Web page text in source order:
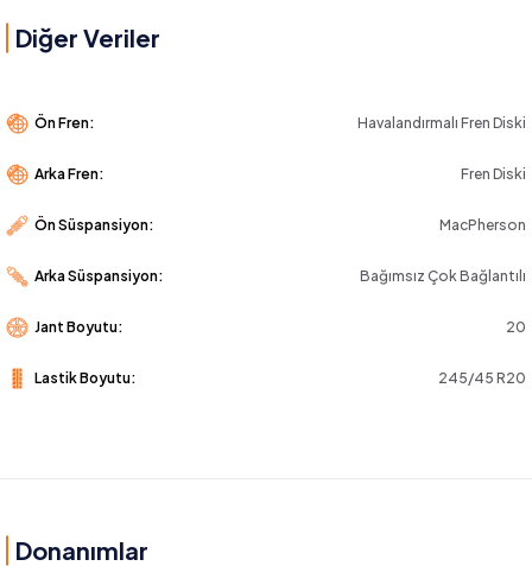
Diğer Veriler
Ön Fren: Havalandırmalı Fren Diski
Arka Fren: Fren Diski
Ön Süspansiyon: MacPherson
Arka Süspansiyon: Bağımsız Çok Bağlantılı
Jant Boyutu: 20
Lastik Boyutu: 245/45 R20
Donanımlar